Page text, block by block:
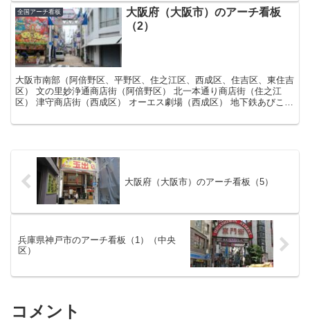
全国アーチ看板
大阪府（大阪市）のアーチ看板
（2）
大阪市南部（阿倍野区、平野区、住之江区、西成区、住吉区、東住吉
区） 文の里妙浄通商店街（阿倍野区） 北一本通り商店街（住之江
区） 津守商店街（西成区） オーエス劇場（西成区） 地下鉄あびこ中
大阪府（大阪市）のアーチ看板（5）
兵庫県神戸市のアーチ看板（1）（中央
区）
コメント